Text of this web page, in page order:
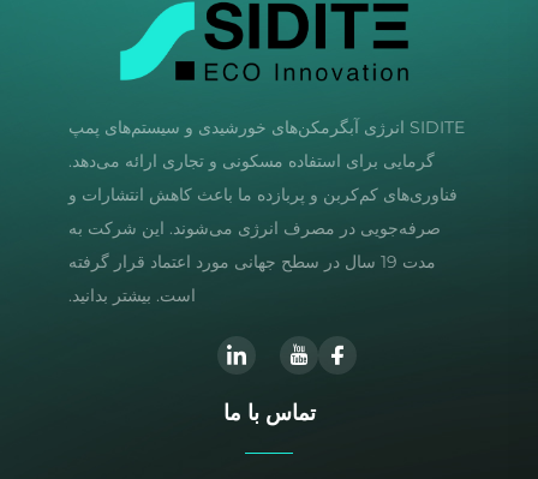
SIDITE انرژی آبگرمکن‌های خورشیدی و سیستم‌های پمپ
گرمایی برای استفاده مسکونی و تجاری ارائه می‌دهد.
فناوری‌های کم‌کربن و پربازده ما باعث کاهش انتشارات و
صرفه‌جویی در مصرف انرژی می‌شوند. این شرکت به
مدت 19 سال در سطح جهانی مورد اعتماد قرار گرفته
است. بیشتر بدانید.
تماس با ما